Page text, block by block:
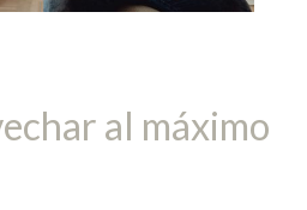
al máximo